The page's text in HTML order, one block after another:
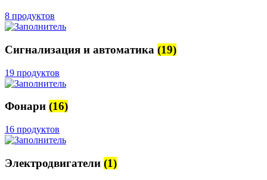
8 продуктов
Сигнализация и автоматика (19)
19 продуктов
Фонари (16)
16 продуктов
Электродвигатели (1)